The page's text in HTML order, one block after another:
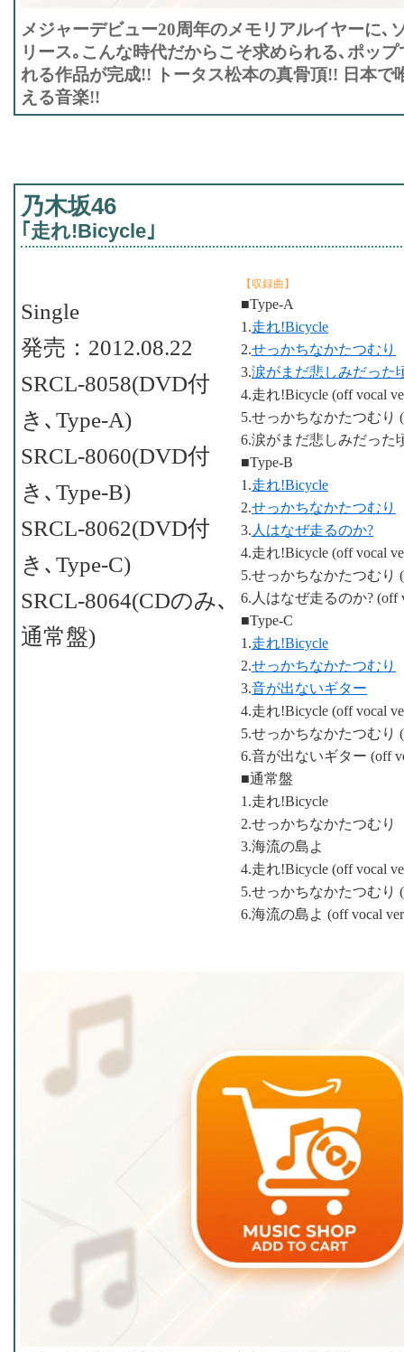
メジャーデビュー20周年のメモリアルイヤーに､
リース｡こんな時代だからこそ求められる､ポッ
れる作品が完成!! トータス松本の真骨頂!! 日本で
える音楽!!
乃木坂46
｢走れ!Bicycle｣
【収録曲】
■Type-A
1.走れ!Bicycle
2.せっかちなかたつむり
3.涙がまだ悲しみだった
4.走れ!Bicycle (off vocal
5.せっかちなかたつむり
6.涙がまだ悲しみだった
■Type-B
1.走れ!Bicycle
2.せっかちなかたつむり
3. 人はなぜ走るのか?
4.走れ!Bicycle (off vocal
5.せっかちなかたつむり
6.人はなぜ走るのか? (off
■Type-C
1.走れ!Bicycle
2.せっかちなかたつむり
3.音が出ないギター
4.走れ!Bicycle (off vocal
5.せっかちなかたつむり
6.音が出ないギター (off
■通常盤
1.走れ!Bicycle
2.せっかちなかたつむり
3.海流の島よ
4.走れ!Bicycle (off vocal
5.せっかちなかたつむり
6.海流の島よ (off vocal
Single
発売：2012.08.22
SRCL-8058(DVD付
き､Type-A)
SRCL-8060(DVD付
き､Type-B)
SRCL-8062(DVD付
き､Type-C)
SRCL-8064(CDのみ､
通常盤)